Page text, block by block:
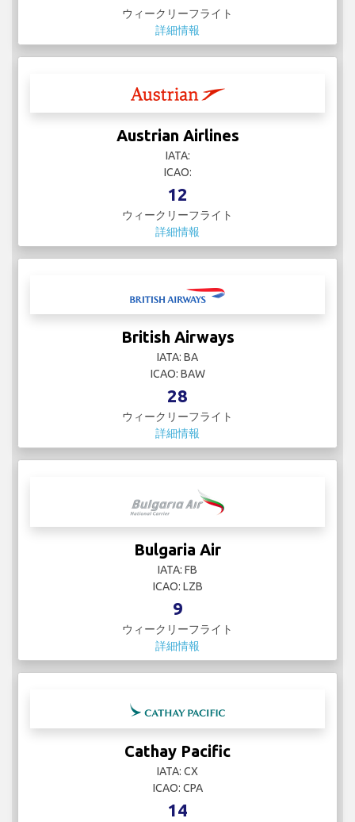
ウィークリーフライト
詳細情報
Austrian Airlines
IATA:
ICAO:
12
ウィークリーフライト
詳細情報
British Airways
IATA: BA
ICAO: BAW
28
ウィークリーフライト
詳細情報
Bulgaria Air
IATA: FB
ICAO: LZB
9
ウィークリーフライト
詳細情報
Cathay Pacific
IATA: CX
ICAO: CPA
14